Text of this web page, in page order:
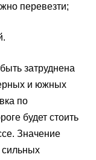
перевезти;
затруднена
и южных
по
будет стоить
Значение
сильных